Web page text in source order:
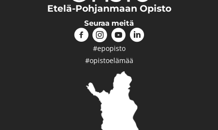
Etelä-Pohjanmaan Opisto
Seuraa meitä
#epopisto
#opistoelämää